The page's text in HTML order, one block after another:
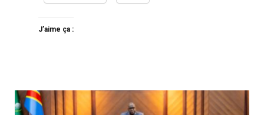
J’aime ça :